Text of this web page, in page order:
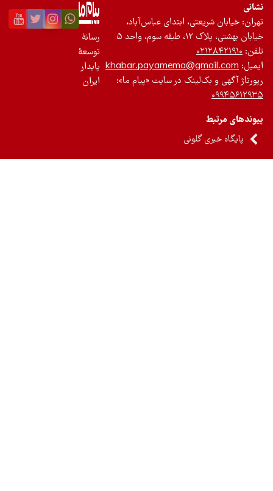
خیابان شریعتی، ابتدای عباس‌آباد،
بهشتی، پلاک ۱۲، طبقه سوم، واحد ۵
۰۲۱۲۸۴۲۱۹۱۰
khabar.payamema@gmail.com
آگهی و بک‌لینک در سایت «پیام ما»:
مرتبط
پایگاه خبری گلونی
رسانۀ
توسعۀ
پایدار
ایران